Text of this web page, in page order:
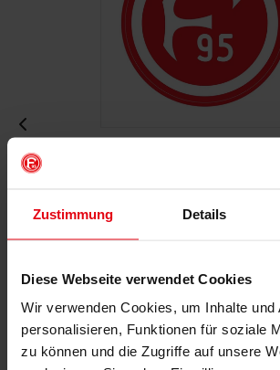
Zustimmung Details
Diese Webseite verwendet Cookies
Wir verwenden Cookies, um Inhalte und
personalisieren, Funktionen für soziale
zu können und die Zugriffe auf unsere
Mitgliederpreis: € 2,65
IN DEN WARENKORB